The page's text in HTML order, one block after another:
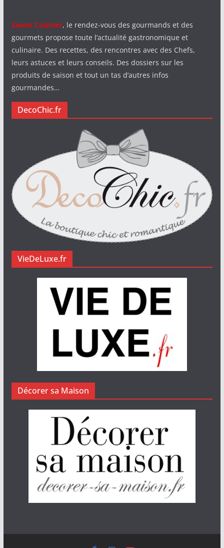
Savoir Cuisiner, le rendez-vous des gourmands et des
gourmets propose toute l’actualité gastronomique et
culinaire. Des recettes, des rencontres avec des Chefs,
leurs astuces et leurs conseils. Des dossiers sur les
produits de saison et tout un tas d’autres infos
gourmandes…
DecoChic.fr
VieDeLuxe.fr
Décorer sa Maison